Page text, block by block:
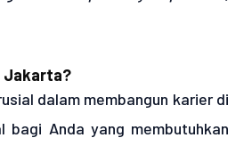
Jakarta?
dalam membangun karier di
bagi Anda yang membutuhkan